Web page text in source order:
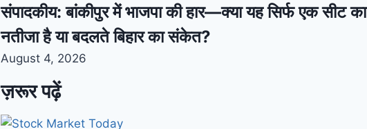
संपादकीय: बांकीपुर में भाजपा की हार—क्या यह सिर्फ एक सीट का
नतीजा है या बदलते बिहार का संकेत?
August 4, 2026
ज़रूर पढ़ें